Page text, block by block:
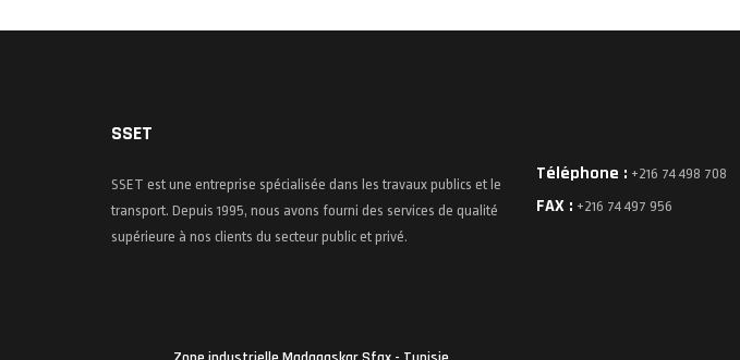
SSET
SSET est une entreprise spécialisée dans les travaux publics et le
transport. Depuis 1995, nous avons fourni des services de qualité
supérieure à nos clients du secteur public et privé.
Téléphone : +216 74 498 708
FAX : +216 74 497 956